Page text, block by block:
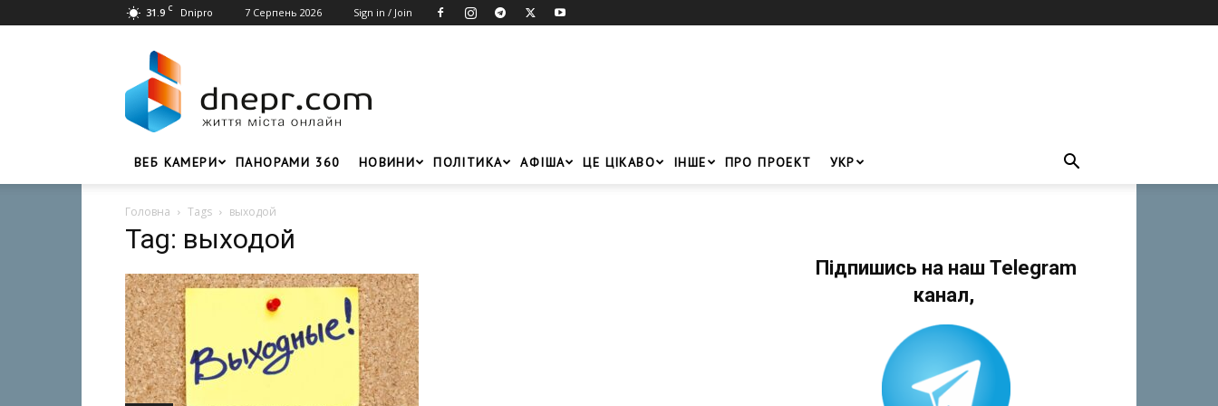
31.9 C Dnipro 7 Серпень 2026 Sign in / Join
Головний
портал
Дніпра
ВЕБ КАМЕРИ ПАНОРАМИ 360 НОВИНИ ПОЛІТИКА АФІША ЦЕ ЦІКАВО ІНШЕ ПРО ПРОЕКТ УКР
Головна Tags выходой
Tag: выходой
Підпишись на наш Telegram
канал,